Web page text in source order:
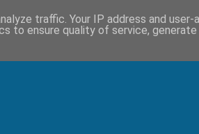
traffic. Your IP address and user-
to ensure quality of service, generate